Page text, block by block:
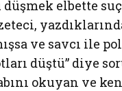
düşmek elbette
ve savcı ile
düştü” diye
okuyan ve